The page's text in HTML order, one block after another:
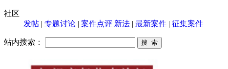
社区
发帖 | 专题讨论 | 案件点评 新法 | 最新案件 | 征集案件
站内搜索：